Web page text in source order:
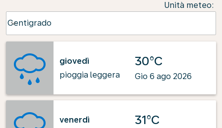
Unità meteo:
Centigrado
keyboard_arrow_down
giovedì
pioggia leggera
30°C
Gio 6 ago 2026
venerdì
31°C